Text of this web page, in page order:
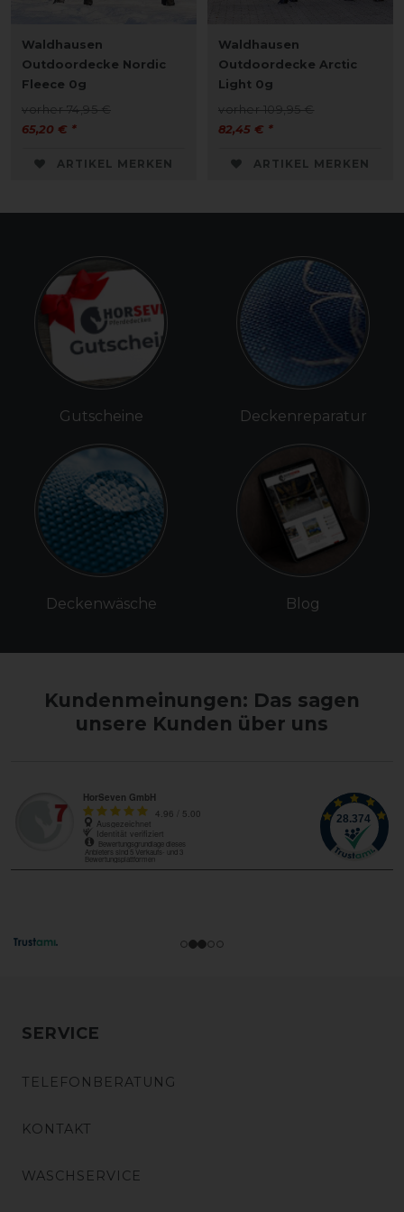
Waldhausen
Outdoordecke Nordic
Fleece 0g
vorher 74,95 €
65,20 € *
ARTIKEL MERKEN
Waldhausen
Outdoordecke Arctic
Light 0g
vorher 109,95 €
82,45 € *
ARTIKEL MERKEN
Gutscheine
Deckenwäsche
Deckenreparatur
Blog
Kundenmeinungen: Das sagen
unsere Kunden über uns
SERVICE
TELEFONBERATUNG
KONTAKT
WASCHSERVICE